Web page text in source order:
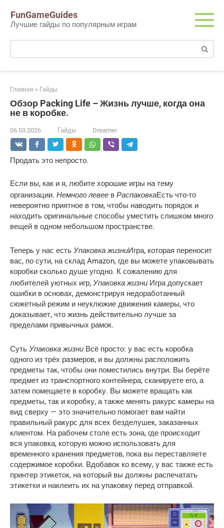
контенту
FunGameGuides
Лучшие гайды по популярным играм
Поиск:
Главная » Гайды
Обзор Packing Life – Жизнь лучше, когда она
не в коробке.
06.03.2026 Гайды Dreamer
Продать это непросто.
Если вы, как и я, любите хорошие игры на тему
организации. Немного левее в РаспаковкаЕсть что-то
невероятно приятное в том, чтобы наводить порядок и
находить оригинальные способы уместить слишком много
вещей в одном небольшом пространстве.
Теперь у нас есть Упаковка жизниИгра, которая переносит
вас, по сути, на склад Amazon, где вы можете упаковывать
коробки сколько душе угодно. К сожалению для
любителей уютных игр, Упаковка жизни Игра допускает
ошибки в основах, демонстрируя недоработанный
сюжетный режим и неуклюжие движения камеры, что
доказывает, что жизнь действительно лучше за
пределами привычных рамок.
Суть Упаковка жизни Всё просто: у вас есть коробка
одного из трёх размеров, и вы должны расположить
предметы так, чтобы они поместились внутри. Вы берёте
предмет из транспортного контейнера, сканируете его, а
затем помещаете в коробку. Вы можете вращать как
предметы, так и коробку, а также менять ракурс камеры на
вид сверху — это значительно помогает вам найти
правильный ракурс для всех безделушек, заказанных
клиентом. На рабочем столе есть зона, где происходит
вся упаковка, которую можно использовать для
временного хранения предметов, пока вы переставляете
содержимое коробки. Вдобавок ко всему, у вас также есть
принтер этикеток, на который вы должны распечатать
этикетки и наклеить их на упаковку перед отправкой.